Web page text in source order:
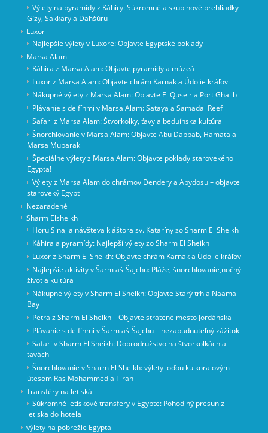
Výlety na pyramídy z Káhiry: Súkromné a skupinové prehliadky
Gízy, Sakkary a Dahšúru
Luxor
Najlepšie výlety v Luxore: Objavte Egyptské poklady
Marsa Alam
Káhira z Marsa Alam: Objavte pyramídy a múzeá
Luxor z Marsa Alam: Objavte chrám Karnak a Údolie kráľov
Nákupné výlety z Marsa Alam: Objavte El Quseir a Port Ghalib
Plávanie s delfínmi v Marsa Alam: Sataya a Samadai Reef
Safari z Marsa Alam: Štvorkolky, ťavy a beduínska kultúra
Šnorchlovanie v Marsa Alam: Objavte Abu Dabbab, Hamata a
Marsa Mubarak
Špeciálne výlety z Marsa Alam: Objavte poklady starovekého
Egypta!
Výlety z Marsa Alam do chrámov Dendery a Abydosu – objavte
staroveký Egypt
Nezaradené
Sharm Elsheikh
Horu Sinaj a návšteva kláštora sv. Kataríny zo Sharm El Sheikh
Káhira a pyramídy: Najlepší výlety zo Sharm El Sheikh
Luxor z Sharm El Sheikh: Objavte chrám Karnak a Údolie kráľov
Najlepšie aktivity v Šarm aš-Šajchu: Pláže, šnorchlovanie,nočný
život a kultúra
Nákupné výlety v Sharm El Sheikh: Objavte Starý trh a Naama
Bay
Petra z Sharm El Sheikh – Objavte stratené mesto Jordánska
Plávanie s delfínmi v Šarm aš-Šajchu – nezabudnuteľný zážitok
Safari v Sharm El Sheikh: Dobrodružstvo na štvorkolkách a
ťavách
Šnorchlovanie v Sharm El Sheikh: výlety loďou ku koralovým
útesom Ras Mohammed a Tiran
Transféry na letiská
Súkromné letiskové transfery v Egypte: Pohodlný presun z
letiska do hotela
výlety na pobrežie Egypta